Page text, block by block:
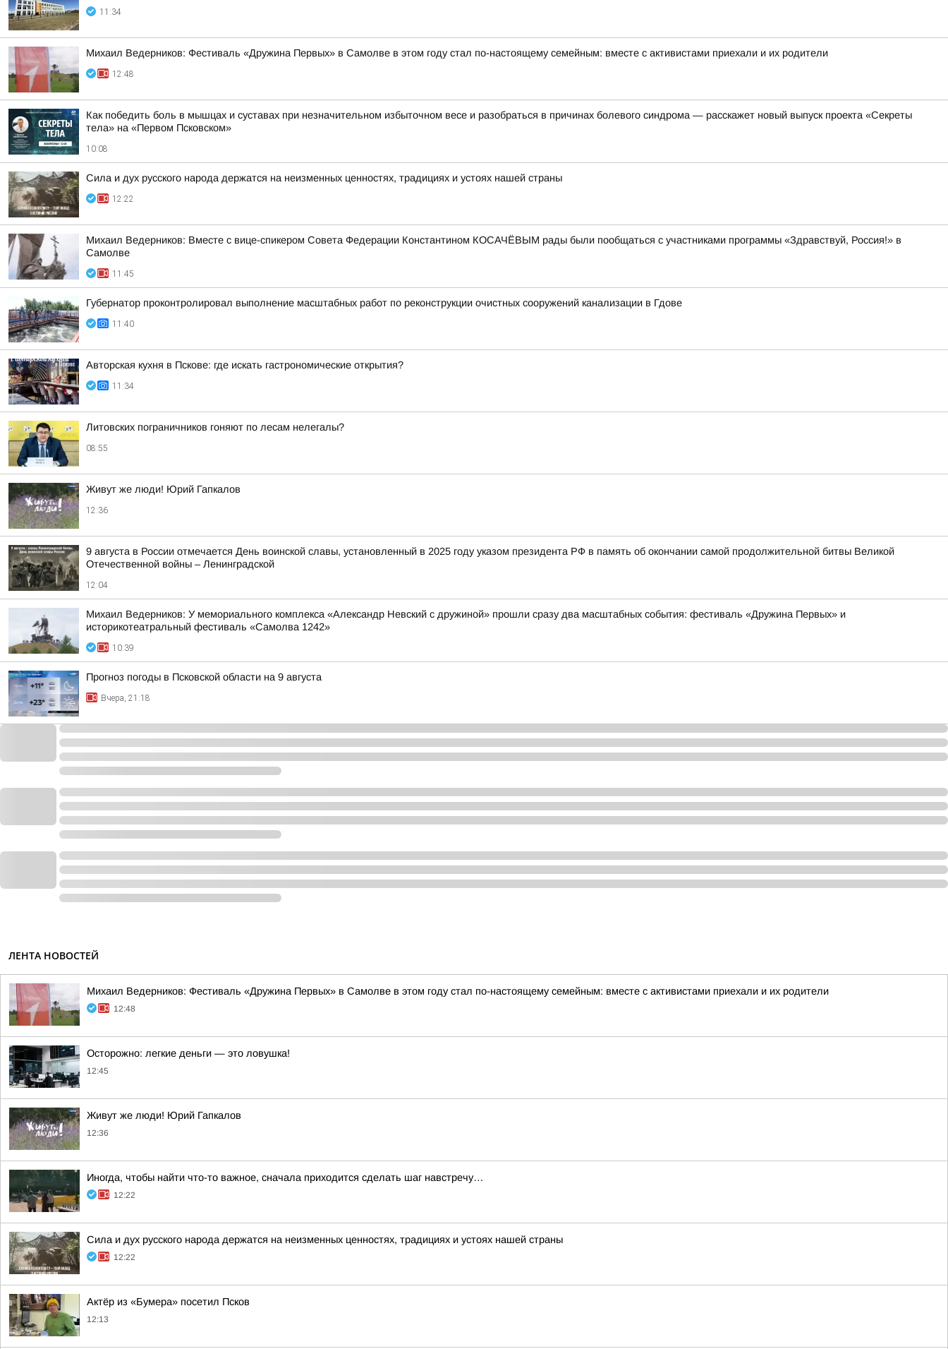
11:34
Михаил Ведерников: Фестиваль «Дружина Первых» в Самолве в этом году стал по-настоящему семейным: вместе с активистами приехали и их родители
12:48
Как победить боль в мышцах и суставах при незначительном избыточном весе и разобраться в причинах болевого синдрома — расскажет новый выпуск проекта «Секреты
тела» на «Первом Псковском»
10:08
Сила и дух русского народа держатся на неизменных ценностях, традициях и устоях нашей страны
12:22
Михаил Ведерников: Вместе с вице-спикером Совета Федерации Константином КОСАЧЁВЫМ рады были пообщаться с участниками программы «Здравствуй, Россия!» в
Самолве
11:45
Губернатор проконтролировал выполнение масштабных работ по реконструкции очистных сооружений канализации в Гдове
11:40
Авторская кухня в Пскове: где искать гастрономические открытия?
11:34
Литовских пограничников гоняют по лесам нелегалы?
08:55
Живут же люди! Юрий Гапкалов
12:36
9 августа в России отмечается День воинской славы, установленный в 2025 году указом президента РФ в память об окончании самой продолжительной битвы Великой
Отечественной войны – Ленинградской
12:04
Михаил Ведерников: У мемориального комплекса «Александр Невский с дружиной» прошли сразу два масштабных события: фестиваль «Дружина Первых» и
историкотеатральный фестиваль «Самолва 1242»
10:39
Прогноз погоды в Псковской области на 9 августа
Вчера, 21:18
ЛЕНТА НОВОСТЕЙ
Михаил Ведерников: Фестиваль «Дружина Первых» в Самолве в этом году стал по-настоящему семейным: вместе с активистами приехали и их родители
12:48
Осторожно: легкие деньги — это ловушка!
12:45
Живут же люди! Юрий Гапкалов
12:36
Иногда, чтобы найти что-то важное, сначала приходится сделать шаг навстречу…
12:22
Сила и дух русского народа держатся на неизменных ценностях, традициях и устоях нашей страны
12:22
Актёр из «Бумера» посетил Псков
12:13